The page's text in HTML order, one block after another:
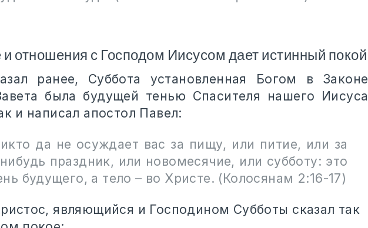
отношения с Господом Иисусом дает истинный покой
ранее, Суббота установленная Богом в Законе
была будущей тенью Спасителя нашего Иисуса
и написал апостол Павел:
да не осуждает вас за пищу, или питие, или за
праздник, или новомесячие, или субботу: это
будущего, а тело – во Христе. (Колосянам 2:16-17)
являющийся и Господином Субботы сказал так